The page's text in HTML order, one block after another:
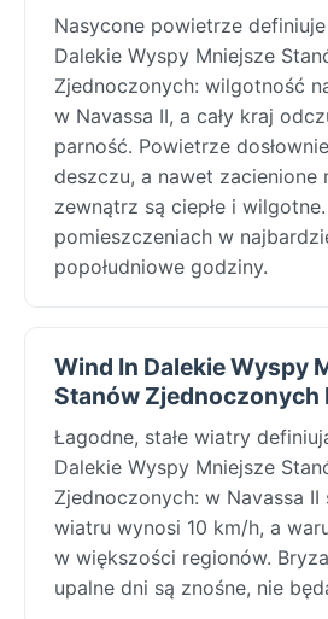
Nasycone powietrze
Dalekie Wyspy Mniejsze
Zjednoczonych: wilgotność
w Navassa II, a cały kraj
parność. Powietrze
deszczu, a nawet zacienione
zewnątrz są ciepłe i
pomieszczeniach w
popołudniowe godziny.
Wind In Dalekie Wyspy
Stanów Zjednoczonych
Łagodne, stałe wiatry
Dalekie Wyspy Mniejsze
Zjednoczonych: w Navassa
wiatru wynosi 10 km/h, a
w większości regionów.
upalne dni są znośne, nie